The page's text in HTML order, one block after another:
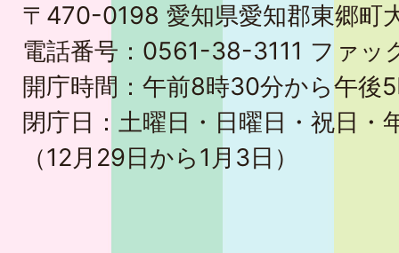
〒470-0198 愛知県愛知郡東郷町
電話番号：0561-38-3111 ファ
開庁時間：午前8時30分から午後
閉庁日：土曜日・日曜日・祝日・
（12月29日から1月3日）